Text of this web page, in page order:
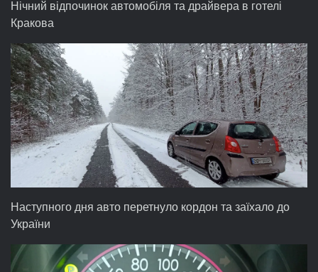
Нічний відпочинок автомобіля та драйвера в готелі
Кракова
Наступного дня авто перетнуло кордон та заїхало до
України